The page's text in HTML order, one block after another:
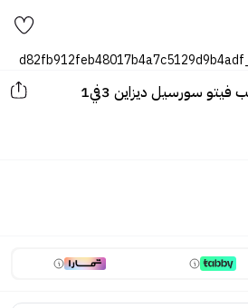
سورسيل ديزاين 3في1